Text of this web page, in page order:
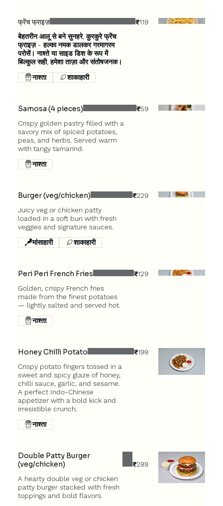
फ्रेंच फ्राइज़
बेहतरीन आलू से बने सुनहरे, कुरकुरे फ्रेंच
फ्राइज़ - हल्का नमक डालकर गरमागरम
परोसें। नाश्ते या साइड डिश के रूप में
बिल्कुल सही, हमेशा ताज़ा और संतोषजनक।
₹119
नाश्ता शाकाहारी
Samosa (4 pieces)
Crispy golden pastry filled with a
savory mix of spiced potatoes,
peas, and herbs. Served warm
with tangy tamarind.
₹59
नाश्ता
Burger (veg/chicken)
Juicy veg or chicken patty
loaded in a soft bun with fresh
₹229
मांसाहारी शाकाहारी
Peri Peri French Fries
Golden, crispy French fries
made from the finest potatoes
— lightly salted and served hot.
₹129
नाश्ता
Honey Chilli Potato
Crispy potato fingers tossed in a
sweet and spicy glaze of honey,
chilli sauce, garlic, and sesame.
A perfect Indo-Chinese
appetizer with a bold kick and
irresistible crunch.
₹199
नाश्ता
Double Patty Burger
(veg/chicken)
A hearty double veg or chicken
patty burger stacked with fresh
₹289